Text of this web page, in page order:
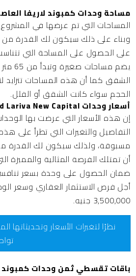
مساحة وحدات كمبوند لاريفا
المساحات التي تم عرضها في
وبناء على ذلك سيكون لك القدرة
على الحصول على المساحة التي
يضم
الشقق كما أن هذه المساحات تتزايد
الحجم سواء كانت الشقق أو الفلل.
أسعار وحدات Compound Lariva New Capital
إن هذه الأسعار التي عرضت بها
التفاصيل والتغيرات التي تطرأ على هذه
مسبوقة، ولذلك سيكون لك القدرة
أن تمتلك الفرصة المثالية والمميزة
ضمان الحصول على وحدة بسعر
أجل فرص الاستثمار العقاري وسعر
3,500,000 جنيه.
نظرًا لتغيرات الأسعار
باقات تقسطي ثمن وحدات كمبوند